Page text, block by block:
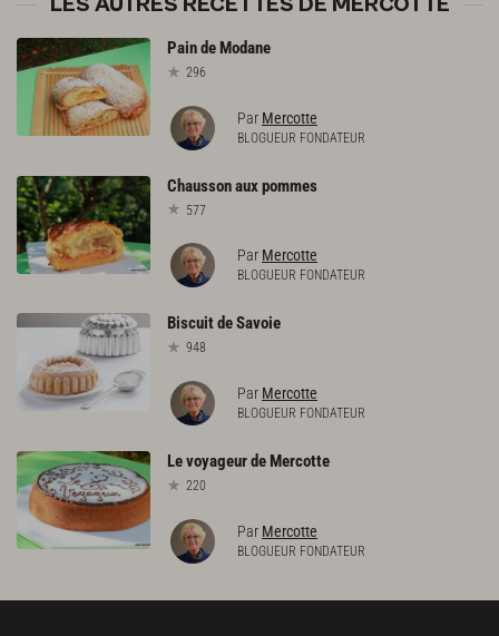
Painde Modane
296
Par Mercotte
BLOGUEUR FONDATEUR
Chaussonauxpommes
577
Par Mercotte
BLOGUEUR FONDATEUR
BiscuitdeSavoie
948
Par Mercotte
BLOGUEUR FONDATEUR
Levoyageurde Mercotte
220
Par Mercotte
BLOGUEUR FONDATEUR